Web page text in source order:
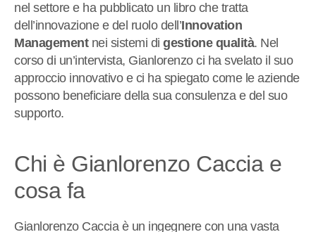
nel settore e ha pubblicato un libro che tratta
dell’innovazione e del ruolo dell’Innovation
Managementnei sistemi di gestione qualità. Nel
corso di un’intervista, Gianlorenzo ci ha svelato il suo
approccio innovativo e ci ha spiegato come le aziende
possono beneficiare della sua consulenza e del suo
supporto.
Chi è Gianlorenzo Caccia e
cosa fa
Gianlorenzo Caccia è un ingegnere con una vasta